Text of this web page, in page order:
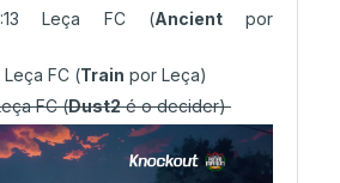
Leça FC (Ancientpor
Leça FC (Train por Leça)
FC (Dust2é o decider)